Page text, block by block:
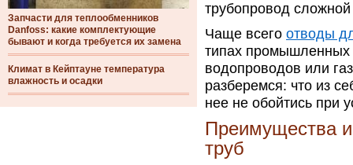
Запчасти для теплообменников
Danfoss: какие комплектующие
бывают и когда требуется их замена
Климат в Кейптауне температура
влажность и осадки
трубопровод
Чаще всего отводы
типах промышленных
водопроводов или
разберемся: что из
нее не обойтись при
Преимущества
труб